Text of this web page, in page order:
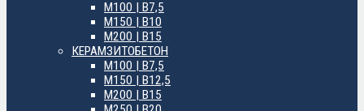
М100 | B7,5
М150 | B10
М200 | B15
КЕРАМЗИТОБЕТОН
М100 | B7,5
М150 | B12,5
М200 | B15